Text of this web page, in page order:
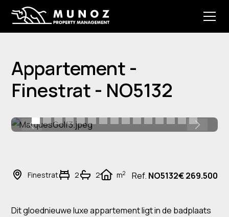
Appartement -
Finestrat - NO5132
Finestrat 2 2 m2 Ref. NO5132€ 269.500
Dit gloednieuwe luxe appartement ligt in de badplaats